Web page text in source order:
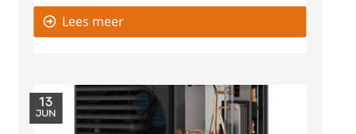
Lees meer
13
JUN